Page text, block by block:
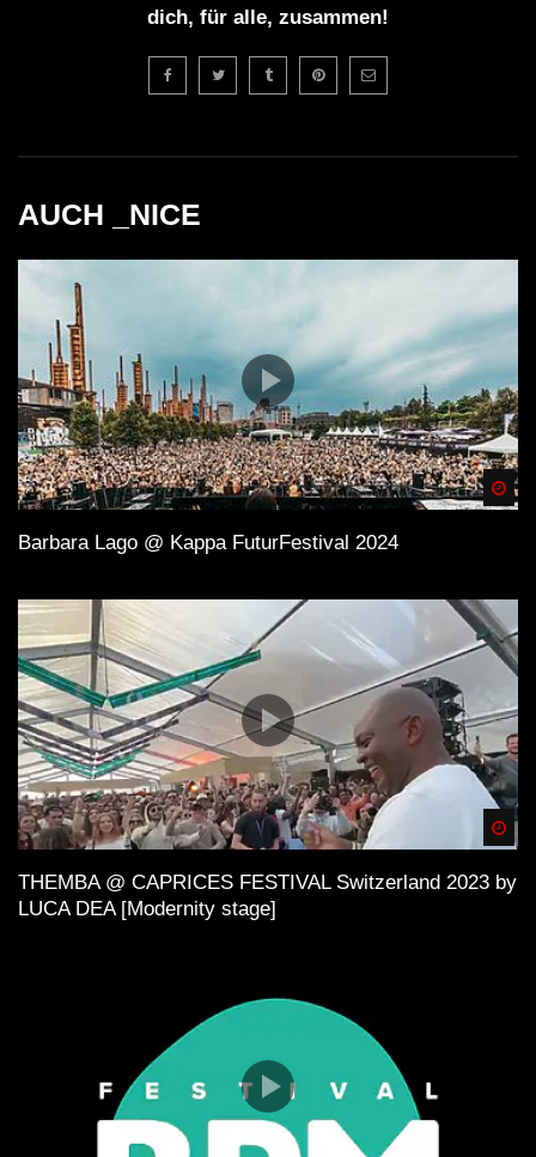
dich, für alle, zusammen!
AUCH _NICE
Barbara Lago @ Kappa FuturFestival 2024
THEMBA @ CAPRICES FESTIVAL Switzerland 2023 by
LUCA DEA [Modernity stage]